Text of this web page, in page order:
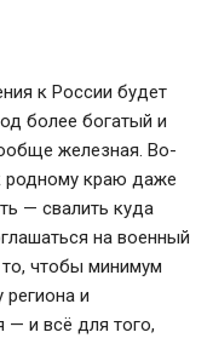
к России будет
более богатый и
железная. Во-
родному краю даже
— свалить куда
на военный
чтобы минимум
региона и
и всё для того,